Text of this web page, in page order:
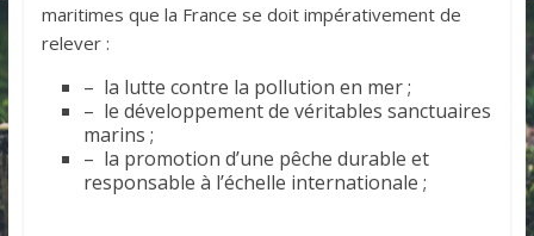
maritimes que la France se doit impérativement de
relever :
– la lutte contre la pollution en mer ;
– le développement de véritables sanctuaires
marins ;
– la promotion d’une pêche durable et
responsable à l’échelle internationale ;